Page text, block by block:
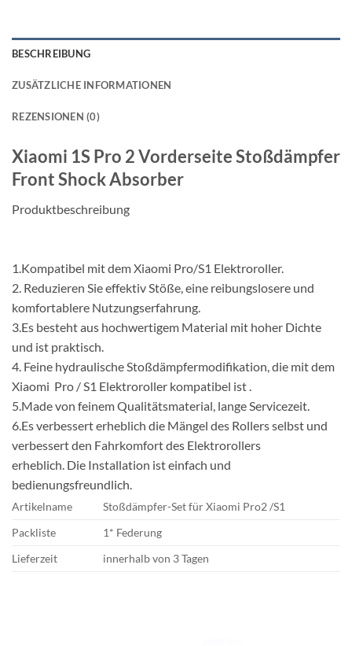
BESCHREIBUNG
ZUSÄTZLICHE INFORMATIONEN
REZENSIONEN (0)
Xiaomi 1S Pro 2 Vorderseite Stoßdämpfer
Front Shock Absorber
Produktbeschreibung
1.Kompatibel mit dem Xiaomi Pro/S1 Elektroroller.
2. Reduzieren Sie effektiv Stöße, eine reibungslosere und
komfortablere Nutzungserfahrung.
3.Es besteht aus hochwertigem Material mit hoher Dichte
und ist praktisch.
4. Feine hydraulische Stoßdämpfermodifikation, die mit dem
Xiaomi Pro / S1 Elektroroller kompatibel ist .
5.Made von feinem Qualitätsmaterial, lange Servicezeit.
6.Es verbessert erheblich die Mängel des Rollers selbst und
verbessert den Fahrkomfort des Elektrorollers
erheblich. Die Installation ist einfach und
bedienungsfreundlich.
Artikelname
Stoßdämpfer-Set für Xiaomi Pro2 /S1
Packliste
1* Federung
Lieferzeit
innerhalb von 3 Tagen